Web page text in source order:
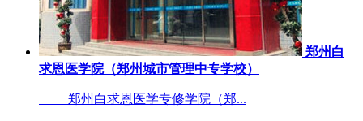
郑州白
求恩医学院（郑州城市管理中专学校）
郑州白求恩医学专修学院（郑...